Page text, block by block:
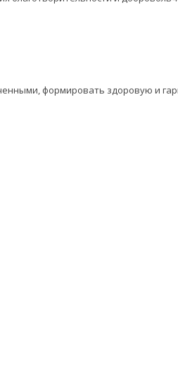
формировать здоровую и